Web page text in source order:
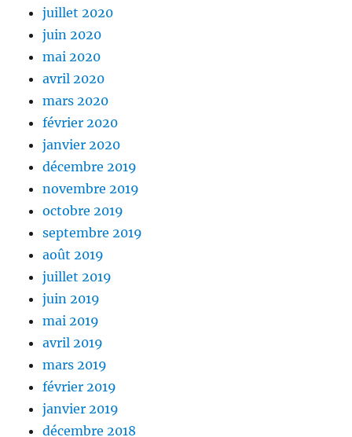
juillet 2020
juin 2020
mai 2020
avril 2020
mars 2020
février 2020
janvier 2020
décembre 2019
novembre 2019
octobre 2019
septembre 2019
août 2019
juillet 2019
juin 2019
mai 2019
avril 2019
mars 2019
février 2019
janvier 2019
décembre 2018